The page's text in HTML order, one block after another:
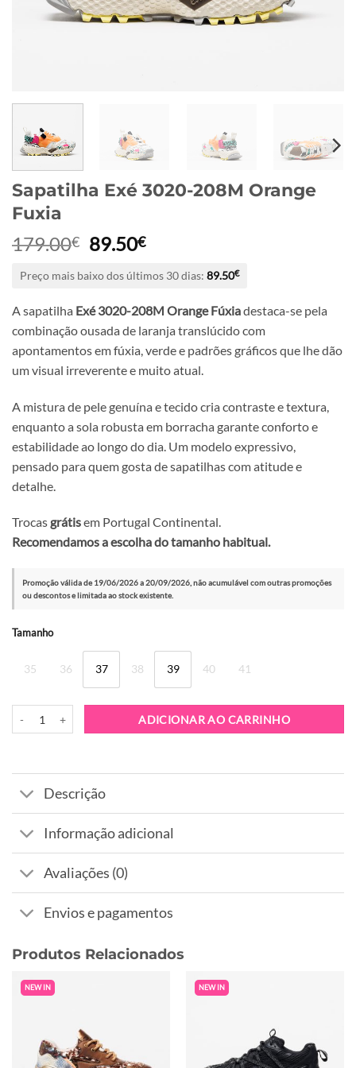
Sapatilha Exé 3020-208M Orange
Fuxia
179.00€ O
original
era:
179.00€.
89.50€O
atual
é:
89.50€.
Preço mais baixo dos últimos 30 dias: 89.50€
A sapatilha Exé 3020-208M Orange Fúxiadestaca-se pela
combinação ousada de laranja translúcido com
apontamentos em fúxia, verde e padrões gráficos que lhe dão
um visual irreverente e muito atual.
A mistura de pele genuína e tecido cria contraste e textura,
enquanto a sola robusta em borracha garante conforto e
estabilidade ao longo do dia. Um modelo expressivo,
pensado para quem gosta de sapatilhas com atitude e
detalhe.
Trocas grátisem Portugal Continental.
Recomendamos a escolha do tamanho habitual.
Promoção válida de 19/06/2026 a 20/09/2026, não acumulável com outras promoções
ou descontos e limitada ao stock existente.
Tamanho
35 36 37 38 39 40 41
ADICIONAR AO CARRINHO
Alternative:
Descrição
Informação adicional
Avaliações (0)
Envios e pagamentos
Produtos Relacionados
NEW IN NEW IN